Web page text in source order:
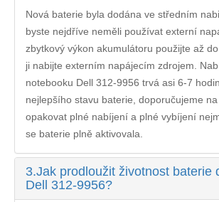
Nová baterie byla dodána ve středním
byste nejdříve neměli používat externí
zbytkový výkon akumulátoru použijte až
ji nabijte externím napájecím zdrojem.
notebooku Dell 312-9956 trvá asi 6-7
nejlepšího stavu baterie, doporučujeme
opakovat plné nabíjení a plné vybíjení
se baterie plně aktivovala.
3.Jak prodloužit životnost baterie
Dell 312-9956?